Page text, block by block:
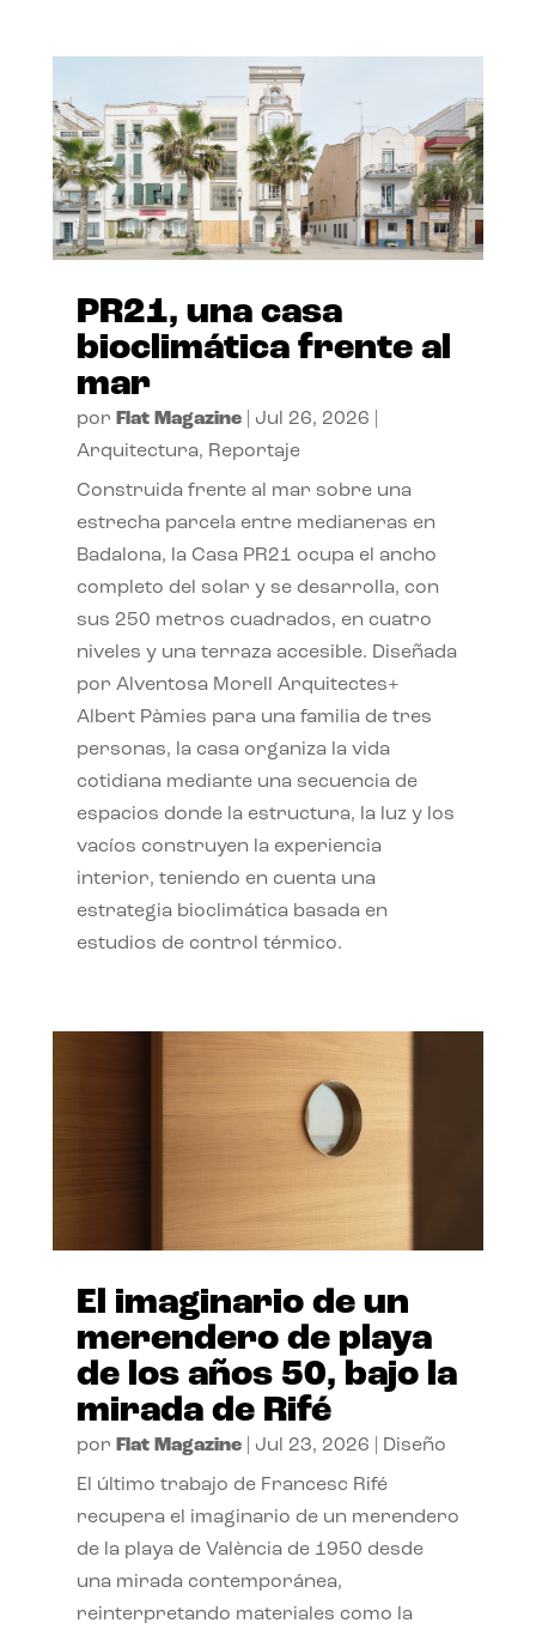
PR21, una casa
bioclimática frente al
mar
por Flat Magazine| Jul 26, 2026
Arquitectura, Reportaje
Construida frente al mar sobre una
estrecha parcela entre medianeras en
Badalona, la Casa PR21 ocupa el ancho
completo del solar y se desarrolla, con
sus 250 metros cuadrados, en cuatro
niveles y una terraza accesible. Diseñada
por Alventosa Morell Arquitectes+
Albert Pàmies para una familia de tres
personas, la casa organiza la vida
cotidiana mediante una secuencia de
espacios donde la estructura, la luz y los
vacíos construyen la experiencia
interior, teniendo en cuenta una
estrategia bioclimática basada en
estudios de control térmico.
El imaginario de un
merendero de playa
de los años 50, bajo la
mirada de Rifé
por Flat Magazine| Jul 23, 2026 Diseño
El último trabajo de Francesc Rifé
recupera el imaginario de un merendero
de la playa de València de 1950 desde
una mirada contemporánea,
reinterpretando materiales como la